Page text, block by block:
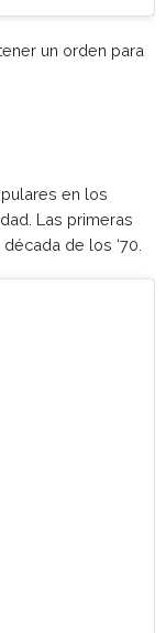
un orden para
en los
Las primeras
de los ‘70.